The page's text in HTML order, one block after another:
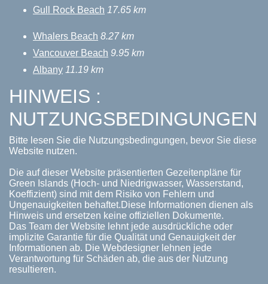
Gull Rock Beach 17.65 km
Whalers Beach 8.27 km
Vancouver Beach 9.95 km
Albany 11.19 km
HINWEIS :
NUTZUNGSBEDINGUNGEN
Bitte lesen Sie die Nutzungsbedingungen, bevor Sie diese
Website nutzen.
Die auf dieser Website präsentierten Gezeitenpläne für
Green Islands (Hoch- und Niedrigwasser, Wasserstand,
Koeffizient) sind mit dem Risiko von Fehlern und
Ungenauigkeiten behaftet.Diese Informationen dienen als
Hinweis und ersetzen keine offiziellen Dokumente.
Das Team der Website lehnt jede ausdrückliche oder
implizite Garantie für die Qualität und Genauigkeit der
Informationen ab. Die Webdesigner lehnen jede
Verantwortung für Schäden ab, die aus der Nutzung
resultieren.